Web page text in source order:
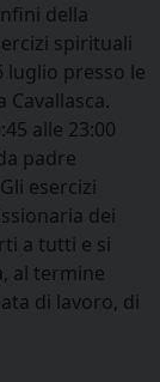
della
spirituali
luglio presso le
Cavallasca.
alle 23:00
padre
esercizi
dei
a tutti e si
al termine
di lavoro, di